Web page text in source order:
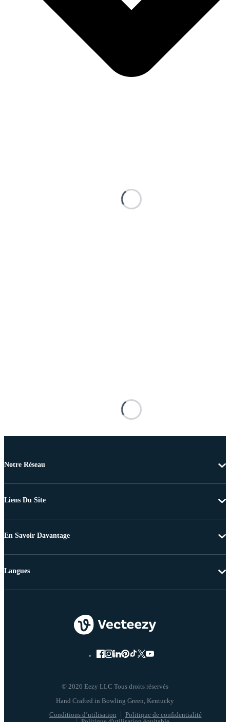
Notre Réseau
Liens Du Site
En Savoir Davantage
© 2026 Eezy LLC Tous droits réservés
Conditions d’utilisation
Politique de confidentialité
Langues